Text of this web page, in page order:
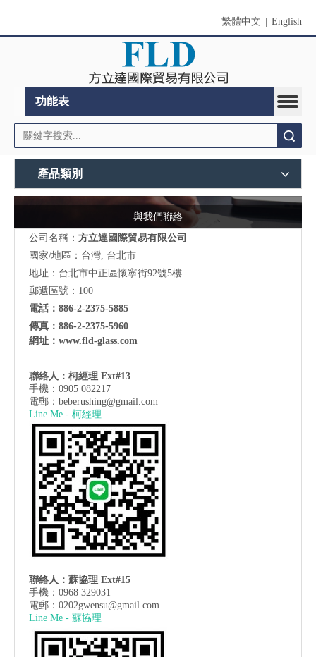
繁體中文 English
功能表
產品類別
與我們聯絡
公司名稱： 方立達國際貿易有限公司
國家/地區：台灣, 台北市
地址：台北市中正區懷寧街92號5樓
郵遞區號：100
電話：886-2-2375-5885
傳真：886-2-2375-5960
網址： www.fld-glass.com
聯絡人：柯經理 Ext#13
手機：0905 082217
電郵： beberushing@gmail.com
Line Me - 柯經理
聯絡人：蘇協理 Ext#15
手機：0968 329031
電郵： 0202gwensu@gmail.com
Line Me - 蘇協理